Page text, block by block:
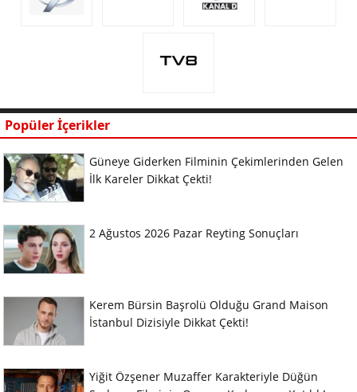
Popüler İçerikler
Güneye Giderken Filminin Çekimlerinden Gelen
İlk Kareler Dikkat Çekti!
2 Ağustos 2026 Pazar Reyting Sonuçları
Kerem Bürsin Başrolü Olduğu Grand Maison
İstanbul Dizisiyle Dikkat Çekti!
Yiğit Özşener Muzaffer Karakteriyle Düğün